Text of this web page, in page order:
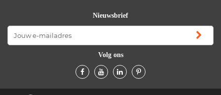
Nieuwsbrief
Volg ons